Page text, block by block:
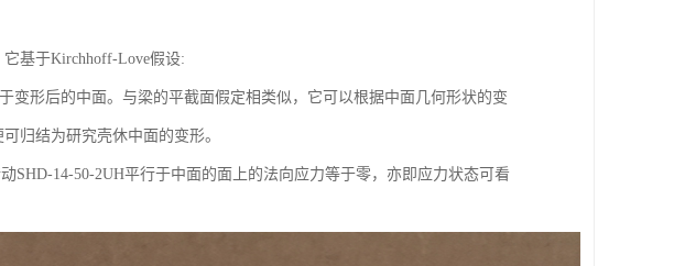
基于Kirchhoff-Love假设:
形后的中面。与梁的平截面假定相类似，它可以根据中面几何形状的变
归结为研究壳休中面的变形。
SHD-14-50-2UH平行于中面的面上的法向应力等于零，亦即应力状态可看